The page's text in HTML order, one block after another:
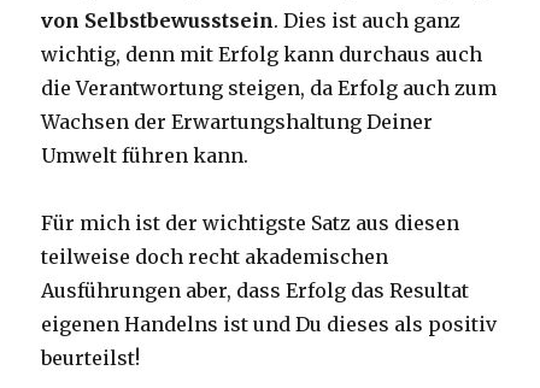
von Selbstbewusstsein. Dies ist auch ganz
wichtig, denn mit Erfolg kann durchaus auch
die Verantwortung steigen, da Erfolg auch zum
Wachsen der Erwartungshaltung Deiner
Umwelt führen kann.
Für mich ist der wichtigste Satz aus diesen
teilweise doch recht akademischen
Ausführungen aber, dass Erfolg das Resultat
eigenen Handelns ist und Du dieses als positiv
beurteilst!